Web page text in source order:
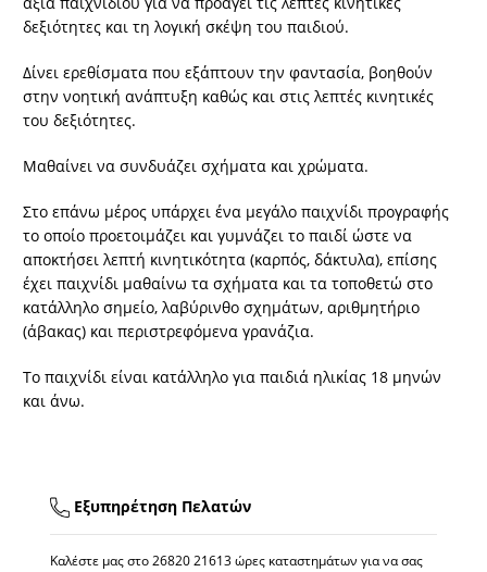
δεξιότητες και τη λογική σκέψη του παιδιού.
Δίνει ερεθίσματα που εξάπτουν την φαντασία, βοηθούν
στην νοητική ανάπτυξη καθώς και στις λεπτές κινητικές
του δεξιότητες.
Μαθαίνει να συνδυάζει σχήματα και χρώματα.
Στο επάνω μέρος υπάρχει ένα μεγάλο παιχνίδι προγραφής
το οποίο προετοιμάζει και γυμνάζει το παιδί ώστε να
αποκτήσει λεπτή κινητικότητα (καρπός, δάκτυλα), επίσης
έχει παιχνίδι μαθαίνω τα σχήματα και τα τοποθετώ στο
κατάλληλο σημείο, λαβύρινθο σχημάτων, αριθμητήριο
(άβακας) και περιστρεφόμενα γρανάζια.
Το παιχνίδι είναι κατάλληλο για παιδιά ηλικίας 18 μηνών
και άνω.
Εξυπηρέτηση Πελατών
Καλέστε μας στο26820 21613ώρες καταστημάτων για να σας